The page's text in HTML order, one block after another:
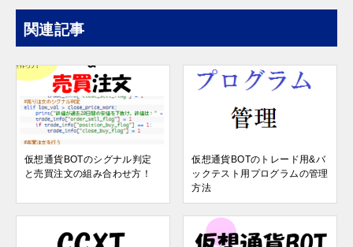
関連記事
仮想通貨BOTのシグナル判定
と売買注文の組み合わせ方！
仮想通貨BOTのトレード用&バ
ックテスト用プログラムの管理
方法